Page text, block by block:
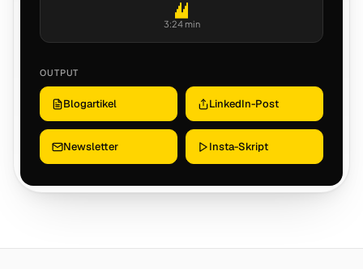
3:24 min
OUTPUT
Blogartikel LinkedIn-Post
Newsletter Insta-Skript